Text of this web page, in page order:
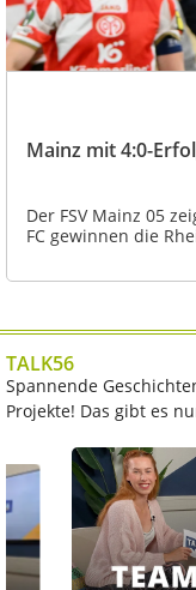
Mainz mit 4:0-
Der FSV Mainz 05
FC gewinnen die
TALK56
Spannende
Projekte! Das gibt es